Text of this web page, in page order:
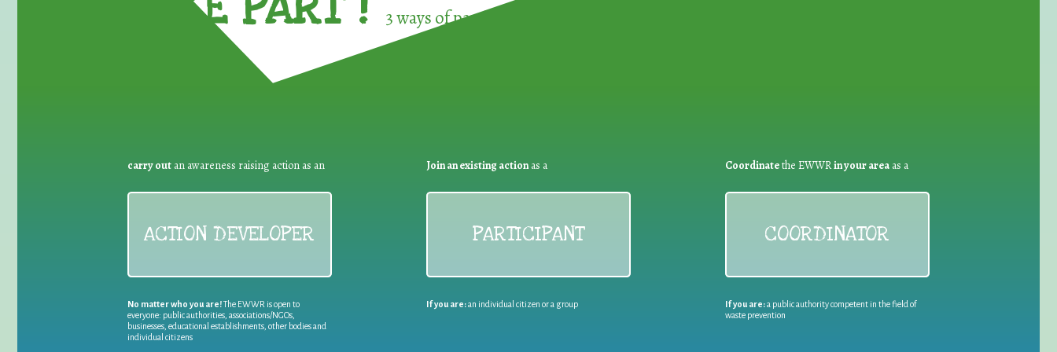
3 ways of participating in the
carry out an awareness raising action as an
ACTION DEVELOPER
No matter who you are!The EWWR is open to
everyone: public authorities, associations/NGOs,
businesses, educational establishments, other bodies and
individual citizens
Join an existing actionas a
PARTICIPANT
If you are:an individual citizen or a group
Coordinatethe EWWRin your areaas a
COORDINATOR
If you are:a public authority competent in the field of
waste prevention